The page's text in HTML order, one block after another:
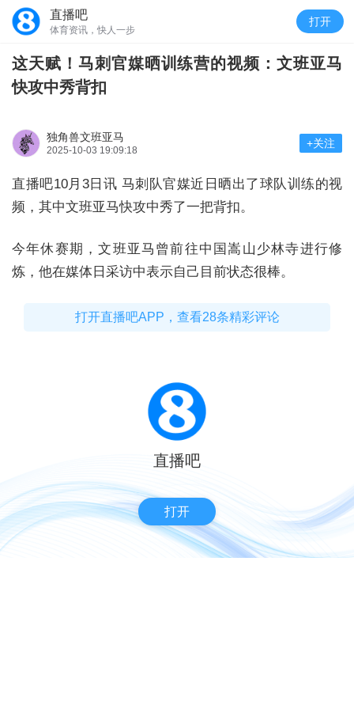
直播吧
体育资讯，快人一步
打开
这天赋！马刺官媒晒训练营的视频：文班亚马
快攻中秀背扣
独角兽文班亚马
2025-10-03 19:09:18
+关注
直播吧10月3日讯 马刺队官媒近日晒出了球队训练的视
频，其中文班亚马快攻中秀了一把背扣。
今年休赛期，文班亚马曾前往中国嵩山少林寺进行修
炼，他在媒体日采访中表示自己目前状态很棒。
打开直播吧APP，查看28条精彩评论
直播吧
打开